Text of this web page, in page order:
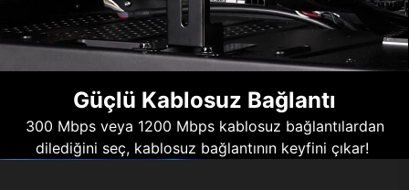
Güçlü Kablosuz Bağlantı
300 Mbps veya 1200 Mbps kablosuz bağlantılardan
dilediğini seç, kablosuz bağlantının keyfini çıkar!